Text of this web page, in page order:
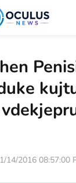
1/14/2016 08:57:00